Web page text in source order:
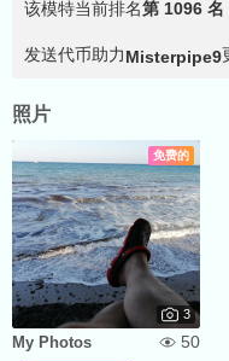
该模特当前排名第 1096 名
发送代币助力Misterpipe9
照片
免费的
3
My Photos
50